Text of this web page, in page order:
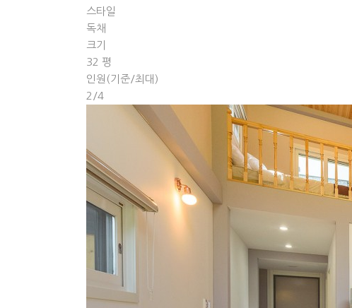
스타일
독채
크기
32 평
인원(기준/최대)
2/4